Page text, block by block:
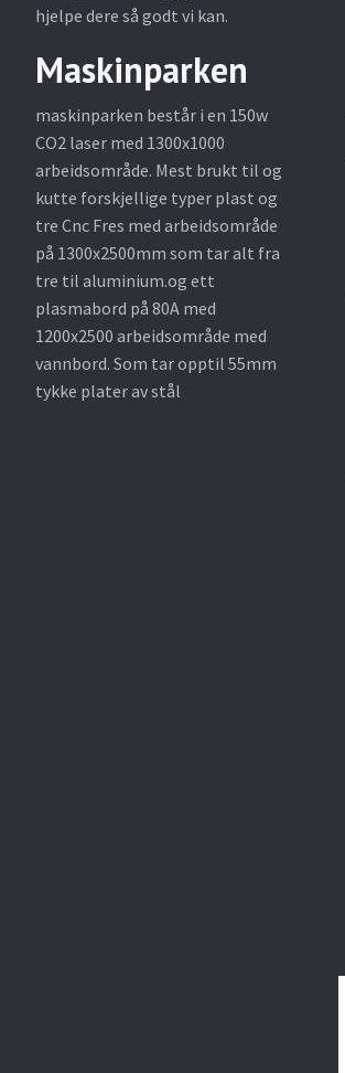
hjelpe dere så godt vi kan.
Maskinparken
maskinparken består i en 150w
CO2 laser med 1300x1000
arbeidsområde. Mest brukt til og
kutte forskjellige typer plast og
tre Cnc Fres med arbeidsområde
på 1300x2500mm som tar alt fra
tre til aluminium.og ett
plasmabord på 80A med
1200x2500 arbeidsområde med
vannbord. Som tar opptil 55mm
tykke plater av stål